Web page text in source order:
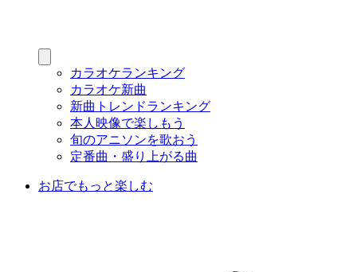
カラオケランキング
カラオケ新曲
新曲トレンドランキング
本人映像で楽しもう
旬のアニソンを歌おう
定番曲・盛り上がる曲
お店でもっと楽しむ